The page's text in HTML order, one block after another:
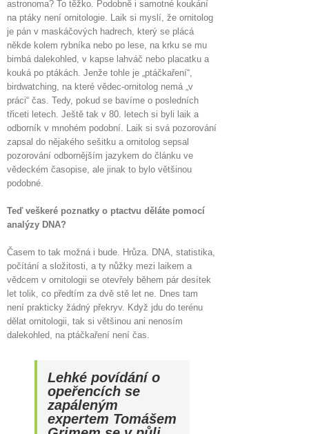
astronoma? To těžko. Podobně i samotné koukání
na ptáky není ornitologie. Laik si myslí, že ornitolog
je pán v maskáčových hadrech, který se plácá
někde kolem rybníka nebo po lese, na krku se mu
bimbá dalekohled, v kapse lahváč nebo placatku a
kouká po ptákách. Jenže tohle je „ptáčkaření“,
birdwatching, na které vědec-ornitolog nemá „v
práci“ čas. Tedy, pokud se bavíme o posledních
třiceti letech. Ještě tak v 80. letech si byli laik a
odborník v mnohém podobní. Laik si svá pozorování
zapsal do nějakého sešitku a ornitolog sepsal
pozorování odbornějším jazykem do článku ve
vědeckém časopise, ale jinak to bylo většinou
podobné.
Teď veškeré poznatky o ptactvu děláte pomocí
analýzy DNA?
Časem to tak možná i bude. Hrůza. DNA, statistika,
počítání a složitosti, a ty nůžky mezi laikem a
vědcem v ornitologii se otevřely během pár desítek
let tolik, co předtím za dvě stě let ne. Dnes tam
není prakticky žádný překryv. Když jdu do terénu
dělat ornitologii, tak si většinou ani nenosím
dalekohled, na ptáčkaření není čas.
Lehké povídání o
opeřencích se
zapáleným
expertem Tomášem